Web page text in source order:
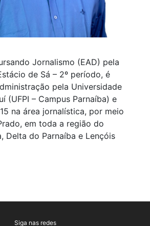
Jornalismo (EAD) pela
de Sá – 2º período, é
pela Universidade
(UFPI – Campus Parnaíba) e
na área jornalística, por meio
em toda a região do
Delta do Parnaíba e Lençóis
Siga nas redes